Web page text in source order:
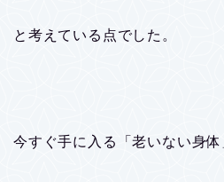
と考えている点でした。
今すぐ手に入る「老いない身体